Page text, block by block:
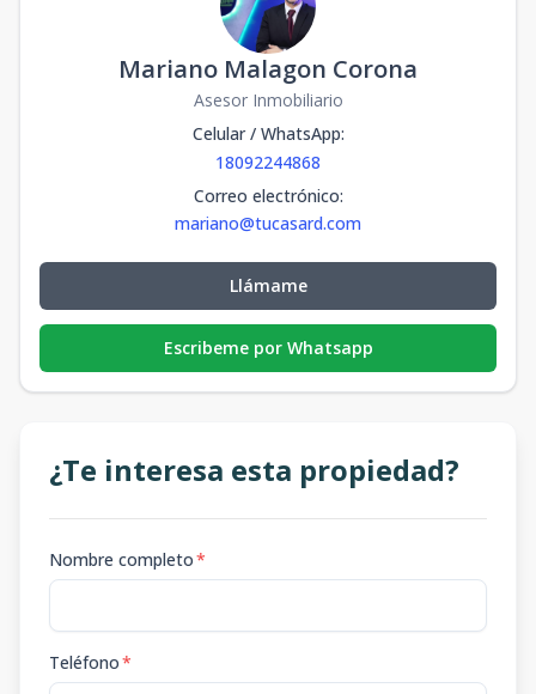
Mariano Malagon Corona
Asesor Inmobiliario
Celular / WhatsApp:
18092244868
Correo electrónico:
mariano@tucasard.com
Llámame
Escribeme por Whatsapp
¿Te interesa esta propiedad?
Nombre completo*
Teléfono*